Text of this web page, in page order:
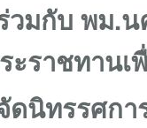
วมกับ พม.
ราชทานเ
ดนิทรรศ